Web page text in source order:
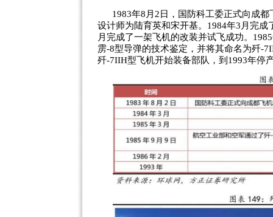
1983年8月2日，国防科工委正式向成
设计师为陆育英和宋开基。1984年3月完
月完成了一架飞机的改装并试飞成功。
雳-8型导弹的技术鉴定，并将其命名为歼-
歼-7IIH型飞机开始装备部队，到1993年停